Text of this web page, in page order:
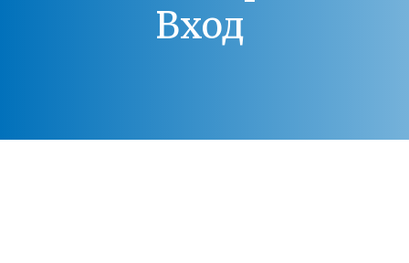
Вход